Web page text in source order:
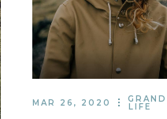
MAR 26, 2020 LIFE